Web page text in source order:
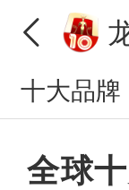
十大品牌
全球